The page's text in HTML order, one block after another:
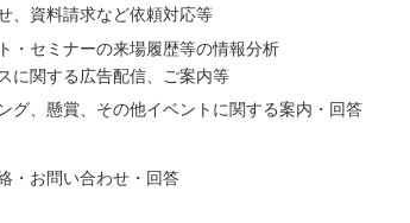
、資料請求など依頼対応等
・セミナーの来場履歴等の情報分析
に関する広告配信、ご案内等
グ、懸賞、その他イベントに関する案内・回答
・お問い合わせ・回答